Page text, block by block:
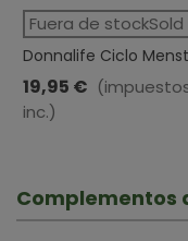
Fuera de
Donnalife Ciclo
Esi · 36 Comprimidos
19,95 €
inc.)
Complementos